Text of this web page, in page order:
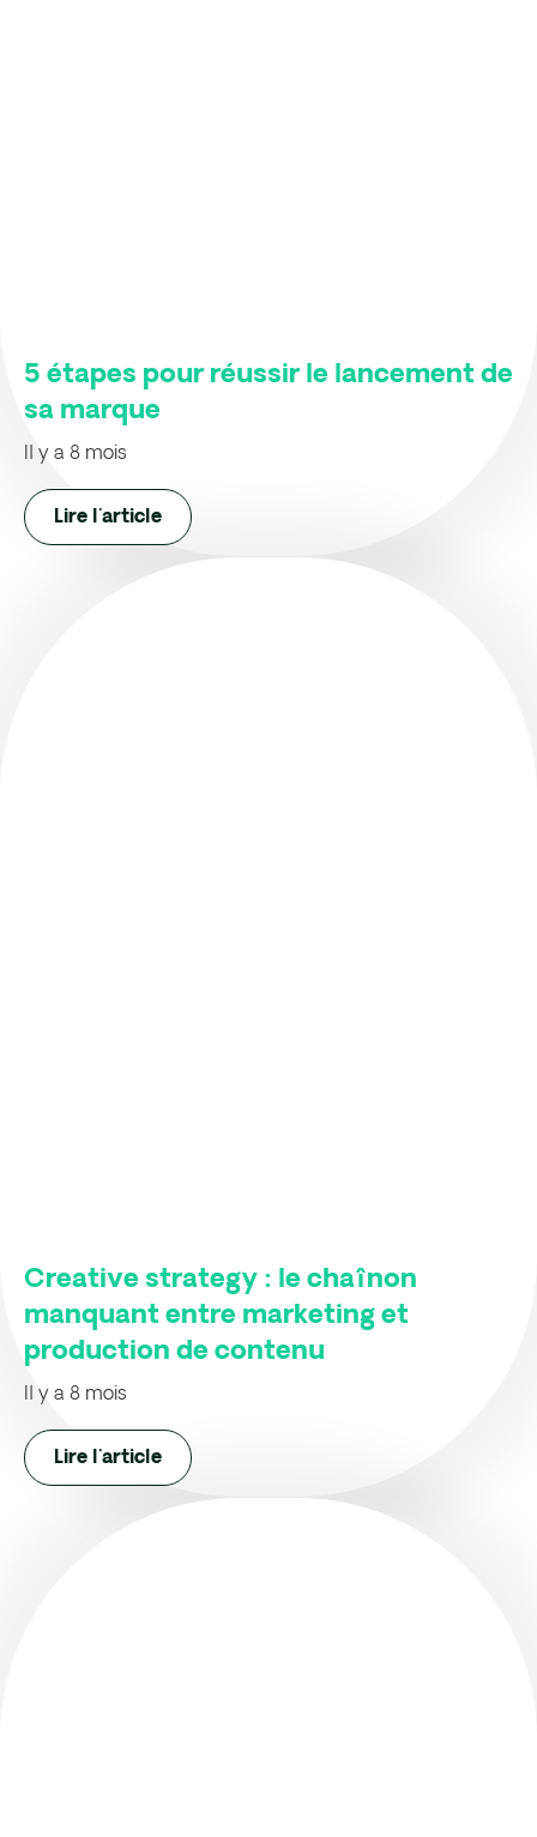
5 étapes pour réussir le lancement de
sa marque
Il y a 8 mois
Lire l'article
Creative strategy : le chaînon
manquant entre marketing et
production de contenu
Il y a 8 mois
Lire l'article